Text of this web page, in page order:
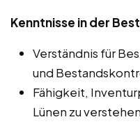
Kenntnisse in der
Verständnis für
und
Fähigkeit,
Lünen zu